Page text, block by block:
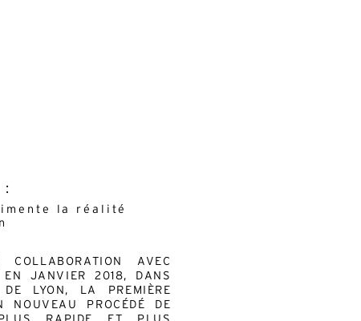
:
la réalité
AVEC
EN JANVIER 2018, DANS
LYON, LA PREMIÈRE
NOUVEAU PROCÉDÉ DE